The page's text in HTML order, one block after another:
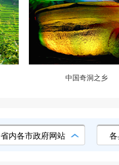
中国奇洞之乡
省内各市政府网站